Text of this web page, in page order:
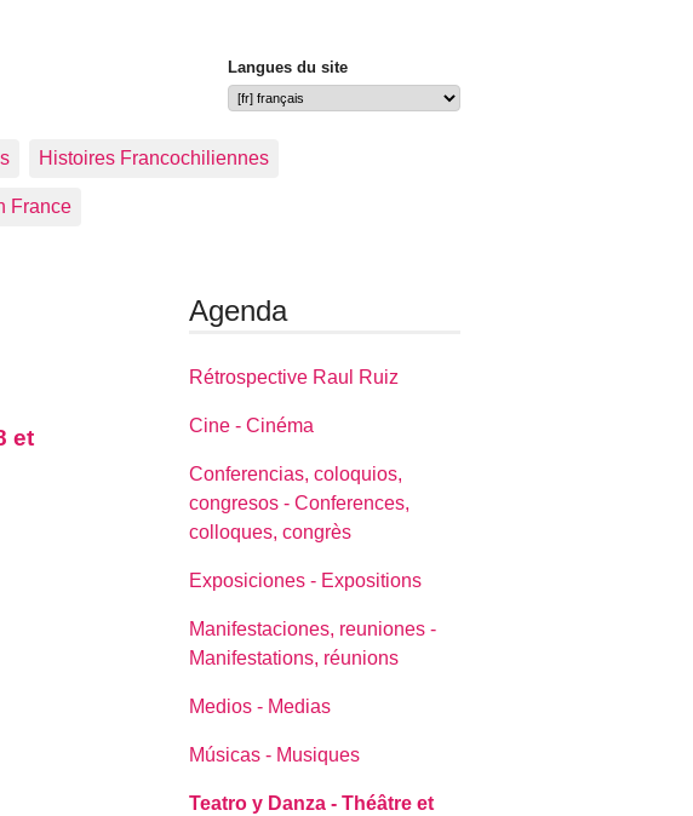
Langues du site
Histoires Francochiliennes
France
et
Agenda
Rétrospective Raul Ruiz
Cine - Cinéma
Conferencias, coloquios,
congresos - Conferences,
colloques, congrès
Exposiciones - Expositions
Manifestaciones, reuniones -
Manifestations, réunions
Medios - Medias
Músicas - Musiques
Teatro y Danza - Théâtre et